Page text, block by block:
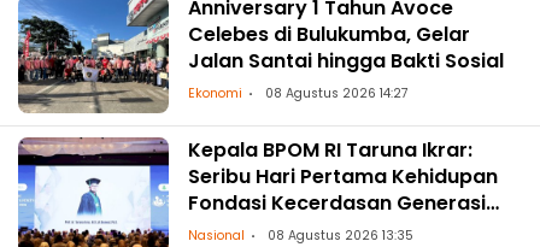
Anniversary 1 Tahun Avoce
Celebes di Bulukumba, Gelar
Jalan Santai hingga Bakti Sosial
Ekonomi 08 Agustus 2026 14:27
Kepala BPOM RI Taruna Ikrar:
Seribu Hari Pertama Kehidupan
Fondasi Kecerdasan Generasi
Masa Depan
Nasional 08 Agustus 2026 13:35